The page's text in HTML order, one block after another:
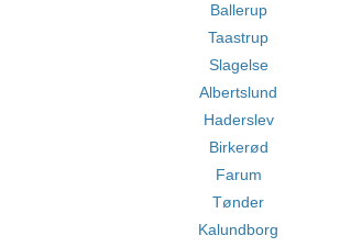
Ballerup
Taastrup
Slagelse
Albertslund
Haderslev
Birkerød
Farum
Tønder
Kalundborg